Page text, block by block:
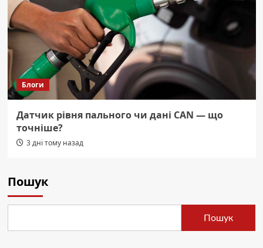
Блоги
Датчик рівня пального чи дані CAN — що
точніше?
3 дні тому назад
Пошук
Пошук